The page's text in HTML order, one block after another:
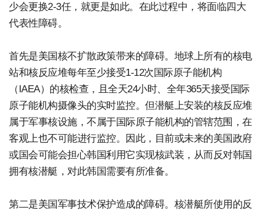
少会更换2-3任，就更是如此。在此过程中，将面临四大
代表性障碍。
首先是美国核不扩散政策带来的障碍。地球上所有的核电
站和核反应堆每年至少接受1-12次国际原子能机构
（IAEA）的核检查，且全天24小时、全年365天接受国际
原子能机构摄像头的实时监控。但潜艇上安装的核反应堆
属于军事核设施，不属于国际原子能机构的管辖范围，在
客观上也不可能进行监控。因此，目前或未来的美国政府
或国会可能会担心韩国利用它实现核武装，从而反对韩国
拥有核潜艇，对此韩国需要有所准备。
第二是美国军事技术保护造成的障碍。核潜艇所使用的反